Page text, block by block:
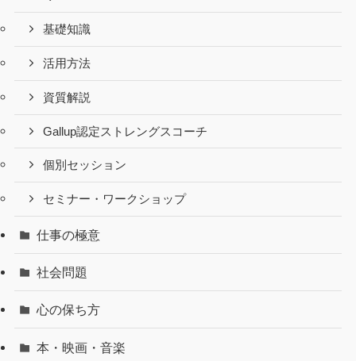
基礎知識
活用方法
資質解説
Gallup認定ストレングスコーチ
個別セッション
セミナー・ワークショップ
仕事の極意
社会問題
心の保ち方
本・映画・音楽